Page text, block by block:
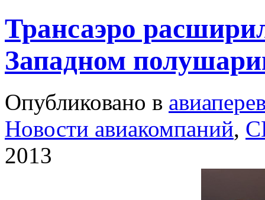
Трансаэро
Западном
Опубликовано в
Новости авиакомпаний,
2013